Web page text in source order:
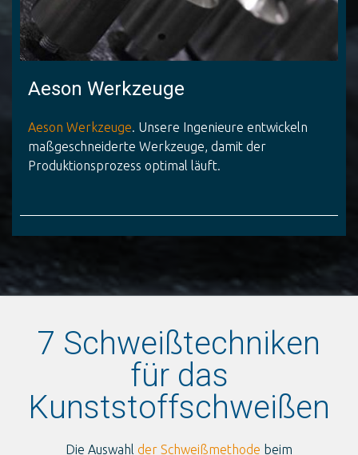
Aeson Werkzeuge
Aeson Werkzeuge. Unsere Ingenieure entwickeln
maßgeschneiderte Werkzeuge, damit der
Produktionsprozess optimal läuft.
7 Schweißtechniken
für das
Kunststoffschweißen
Die Auswahl der Schweißmethode beim